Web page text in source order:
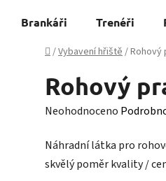
Brankáři Trenéři
Domů
/Vybavení hřiště/Rohový
Rohový
Průměrné
produktu
je
Neohodnoceno
Náhradní látka pro
skvělý poměr kvality /